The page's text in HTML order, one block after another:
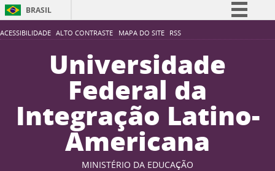
ACESSIBILIDADE ALTO CONTRASTE MAPA DO SITE RSS
BRASIL
Simplifique!
Participe
Acesso à informação
Legislação
Canais
Universidade
Federal da
Integração Latino-
Americana
MINISTÉRIO DA EDUCAÇÃO